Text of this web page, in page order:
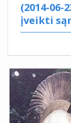
(2014-
įveikti